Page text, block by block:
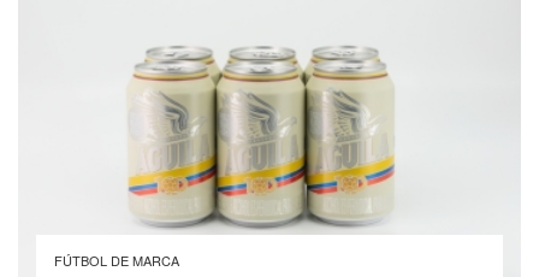
FÚTBOL DE MARCA